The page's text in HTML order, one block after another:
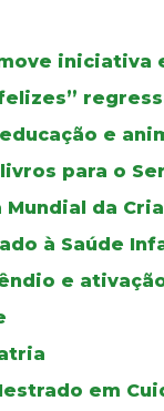
iniciativa
e
para o
Mundial da
à Saúde
e
em